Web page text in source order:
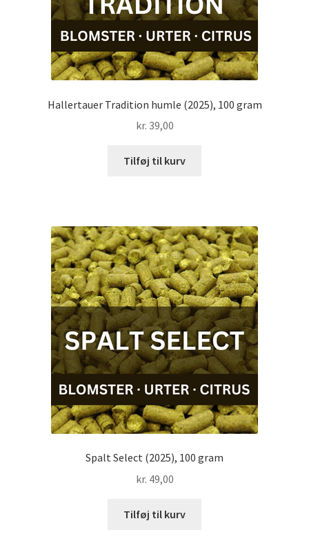
Hallertauer Tradition humle (2025), 100 gram
kr. 39,00
Tilføj til kurv
Spalt Select (2025), 100 gram
kr. 49,00
Tilføj til kurv